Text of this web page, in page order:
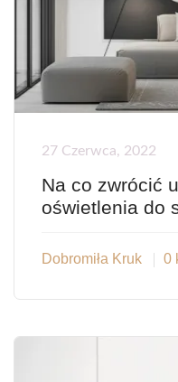
27 Czerwca, 2022
Na co zwrócić
oświetlenia do
Dobromiła Kruk 0